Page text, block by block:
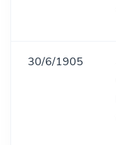
30/6/1905